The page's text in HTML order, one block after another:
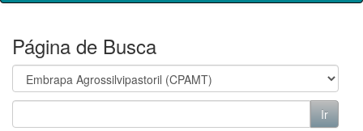
Página de Busca